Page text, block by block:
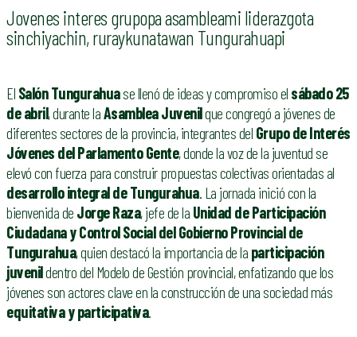
Jovenes interes grupopa asambleami liderazgota
sinchiyachin, ruraykunatawan Tungurahuapi
El Salón Tungurahuase llenó de ideas y compromiso el sábado 25
de abril, durante laAsamblea Juvenilque congregó a jóvenes de
diferentes sectores de la provincia, integrantes del Grupo de Interés
Jóvenes del Parlamento Gente, donde la voz de la juventud se
elevó con fuerza para construir propuestas colectivas orientadas al
desarrollo integral de Tungurahua. La jornada inició con la
bienvenida de Jorge Raza, jefe de la Unidad de Participación
Ciudadana y Control Social del Gobierno Provincial de
Tungurahua, quien destacó la importancia de la participación
juvenildentro del Modelo de Gestión provincial, enfatizando que los
jóvenes son actores clave en la construcción de una sociedad más
equitativa y participativa.